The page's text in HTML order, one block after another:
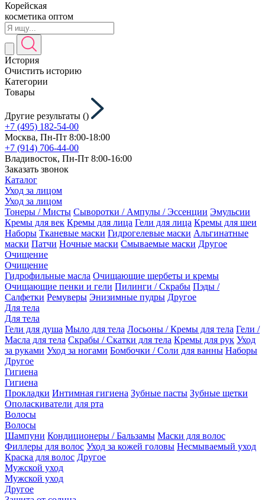
Корейская
косметика оптом
История
Очистить историю
Категории
Товары
Другие результаты ()
+7 (495) 182-54-00
Москва, Пн-Пт 8:00-18:00
+7 (914) 706-44-00
Владивосток, Пн-Пт 8:00-16:00
Заказать звонок
Каталог
Уход за лицом
Уход за лицом
Тонеры / Мисты Сыворотки / Ампулы / Эссенции Эмульсии
Кремы для век Кремы для лица Гели для лица Кремы для шеи
Наборы Тканевые маски Гидрогелевые маски Альгинатные
маски Патчи Ночные маски Смываемые маски Другое
Очищение
Очищение
Гидрофильные масла Очищающие щербеты и кремы
Очищающие пенки и гели Пилинги / Скрабы Пэды /
Салфетки Ремуверы Энизимные пудры Другое
Для тела
Для тела
Гели для душа Мыло для тела Лосьоны / Кремы для тела Гели /
Масла для тела Скрабы / Скатки для тела Кремы для рук Уход
за руками Уход за ногами Бомбочки / Соли для ванны Наборы
Другое
Гигиена
Гигиена
Прокладки Интимная гигиена Зубные пасты Зубные щетки
Ополаскиватели для рта
Волосы
Волосы
Шампуни Кондиционеры / Бальзамы Маски для волос
Филлеры для волос Уход за кожей головы Несмываемый уход
Краска для волос Другое
Мужской уход
Мужской уход
Другое